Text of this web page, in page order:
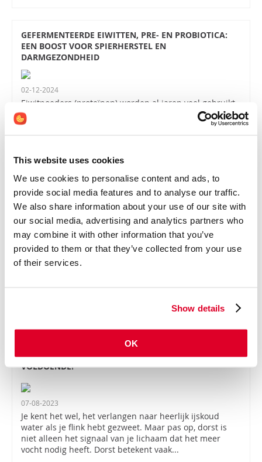
This website uses cookies
We use cookies to personalise content and ads, to
provide social media features and to analyse our traffic.
We also share information about your use of our site with
our social media, advertising and analytics partners who
may combine it with other information that you’ve
provided to them or that they’ve collected from your use
of their services.
Show details
OK
GEFERMENTEERDE EIWITTEN, PRE- EN PROBIOTICA:
EEN BOOST VOOR SPIERHERSTEL EN
DARMGEZONDHEID
02-12-2024
Eiwitpoeders (proteïnen) worden al jaren veel gebruikt,
met name onder sporters. Maar ook mensen met
chronische ziekten of een verhoogde eiwitbehoefte
LEES MEER
DE KRACHT VAN CREATINE: MEER DAN SPIEREN
ALLEEN
14-03-2024
In de wereld van sport en fitness is een voortdurende
VEEL GEZWEET? ALLEEN WATER DRINKEN IS NIET
VOLDOENDE!
07-08-2023
Je kent het wel, het verlangen naar heerlijk ijskoud
water als je flink hebt gezweet. Maar pas op, dorst is
niet alleen het signaal van je lichaam dat het meer
vocht nodig heeft. Dorst betekent vaak...